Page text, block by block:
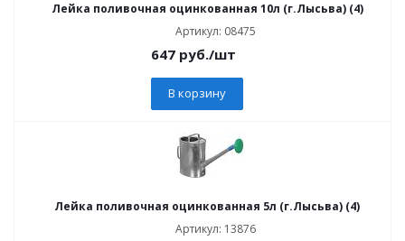
Лейка поливочная оцинкованная 10л (г.Лысьва) (4)
Артикул: 08475
647 руб./шт
В корзину
Лейка поливочная оцинкованная 5л (г.Лысьва) (4)
Артикул: 13876